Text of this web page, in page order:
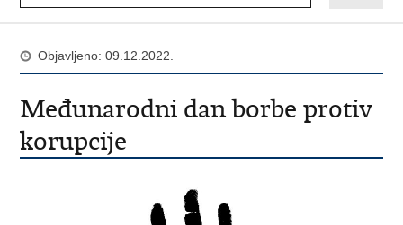
Objavljeno: 09.12.2022.
Međunarodni dan borbe protiv
korupcije